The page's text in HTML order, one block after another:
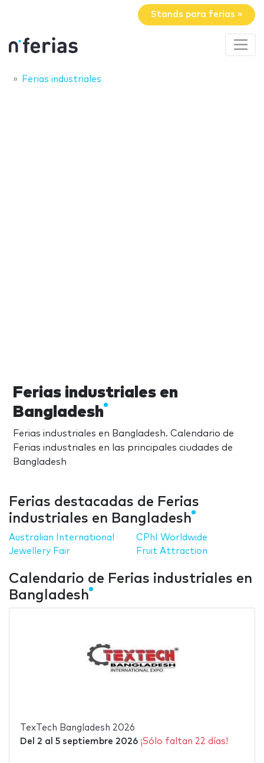
Stands para ferias »
Ferias industriales
Ferias industriales en
Bangladesh
Ferias industriales en Bangladesh. Calendario de
Ferias industriales en las principales ciudades de
Bangladesh
Ferias destacadas de Ferias
industriales en Bangladesh
Australian International
Jewellery Fair
CPhI Worldwide
Fruit Attraction
Calendario de Ferias industriales en
Bangladesh
TexTech Bangladesh 2026
Del 2 al 5 septiembre 2026 ¡Sólo faltan 22 días!